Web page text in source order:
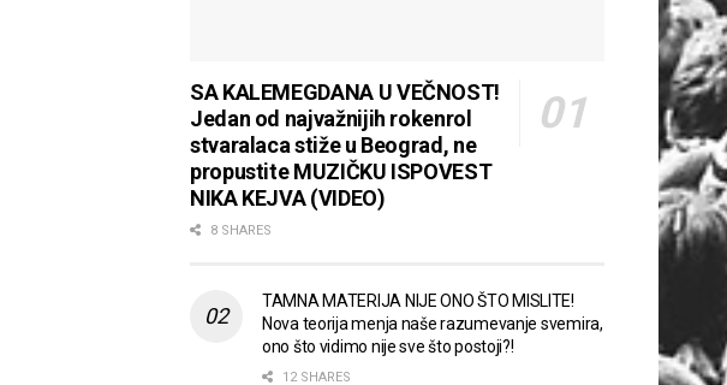
SA KALEMEGDANA U VEČNOST!
Jedan od najvažnijih rokenrol
stvaralaca stiže u Beograd, ne
propustite MUZIČKU ISPOVEST
NIKA KEJVA (VIDEO)
8 SHARES
TAMNA MATERIJA NIJE ONO ŠTO MISLITE!
Nova teorija menja naše razumevanje svemira,
ono što vidimo nije sve što postoji?!
12 SHARES